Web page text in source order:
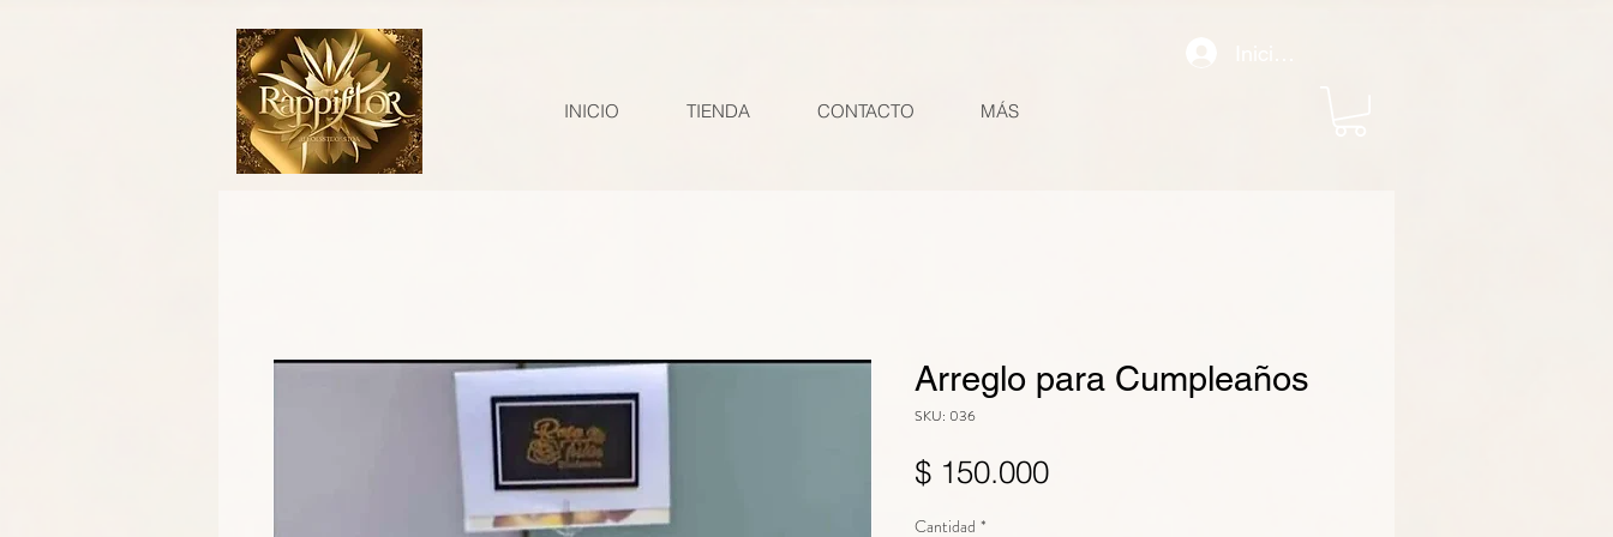
INICIO TIENDA CONTACTO MÁS
Arreglo para Cumpleaños
SKU: 036
$ 150.000Precio
Cantidad *